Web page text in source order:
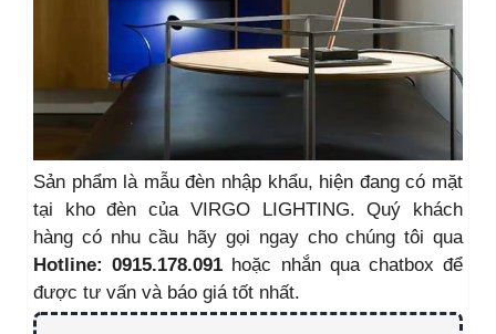
Sản phẩm là mẫu đèn nhập khẩu, hiện đang có mặt
tại kho đèn của VIRGO LIGHTING. Quý khách
hàng có nhu cầu hãy gọi ngay cho chúng tôi qua
Hotline: 0915.178.091 hoặc nhắn qua chatbox để
được tư vấn và báo giá tốt nhất.